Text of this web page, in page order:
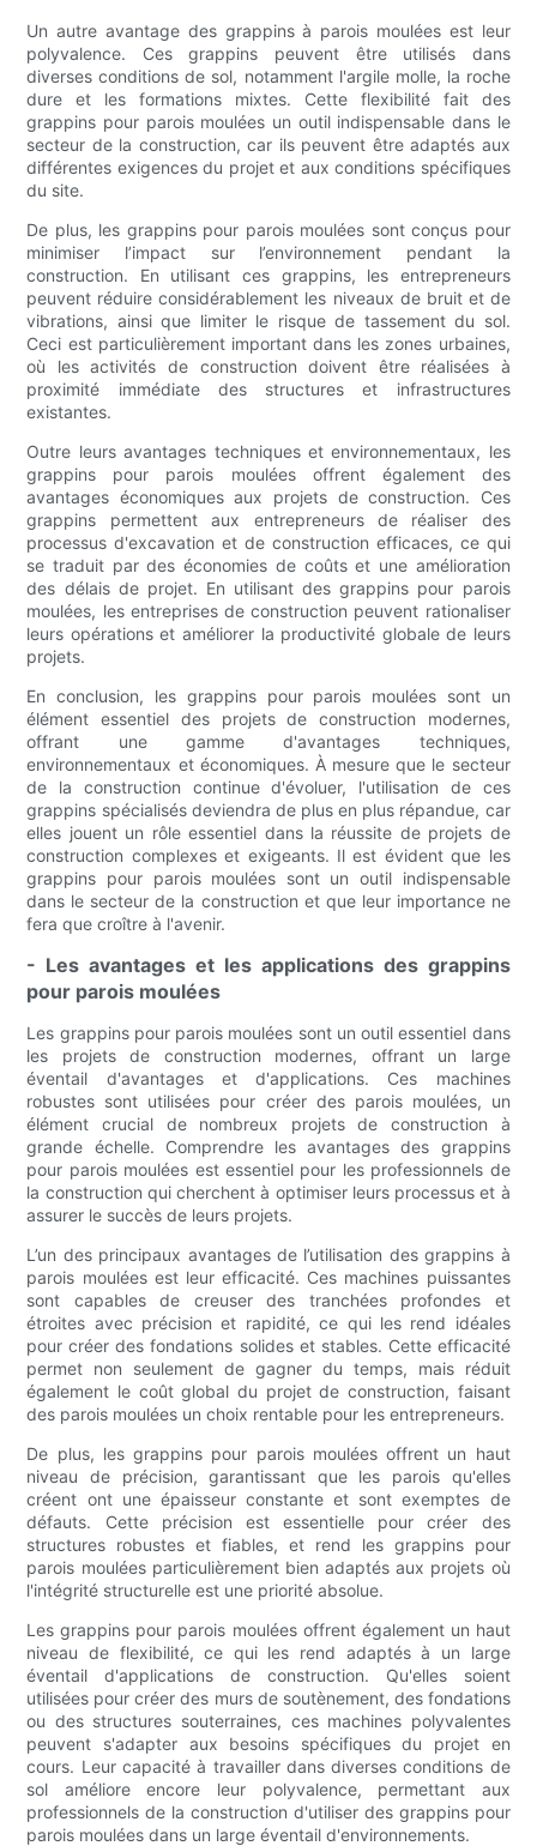
Un autre avantage des grappins à parois moulées est leur
polyvalence. Ces grappins peuvent être utilisés dans
diverses conditions de sol, notamment l'argile molle, la roche
dure et les formations mixtes. Cette flexibilité fait des
grappins pour parois moulées un outil indispensable dans le
secteur de la construction, car ils peuvent être adaptés aux
différentes exigences du projet et aux conditions spécifiques
du site.
De plus, les grappins pour parois moulées sont conçus pour
minimiser l’impact sur l’environnement pendant la
construction. En utilisant ces grappins, les entrepreneurs
peuvent réduire considérablement les niveaux de bruit et de
vibrations, ainsi que limiter le risque de tassement du sol.
Ceci est particulièrement important dans les zones urbaines,
où les activités de construction doivent être réalisées à
proximité immédiate des structures et infrastructures
existantes.
Outre leurs avantages techniques et environnementaux, les
grappins pour parois moulées offrent également des
avantages économiques aux projets de construction. Ces
grappins permettent aux entrepreneurs de réaliser des
processus d'excavation et de construction efficaces, ce qui
se traduit par des économies de coûts et une amélioration
des délais de projet. En utilisant des grappins pour parois
moulées, les entreprises de construction peuvent rationaliser
leurs opérations et améliorer la productivité globale de leurs
projets.
En conclusion, les grappins pour parois moulées sont un
élément essentiel des projets de construction modernes,
offrant une gamme d'avantages techniques,
environnementaux et économiques. À mesure que le secteur
de la construction continue d'évoluer, l'utilisation de ces
grappins spécialisés deviendra de plus en plus répandue, car
elles jouent un rôle essentiel dans la réussite de projets de
construction complexes et exigeants. Il est évident que les
grappins pour parois moulées sont un outil indispensable
dans le secteur de la construction et que leur importance ne
fera que croître à l'avenir.
- Les avantages et les applications des grappins
pour parois moulées
Les grappins pour parois moulées sont un outil essentiel dans
les projets de construction modernes, offrant un large
éventail d'avantages et d'applications. Ces machines
robustes sont utilisées pour créer des parois moulées, un
élément crucial de nombreux projets de construction à
grande échelle. Comprendre les avantages des grappins
pour parois moulées est essentiel pour les professionnels de
la construction qui cherchent à optimiser leurs processus et à
assurer le succès de leurs projets.
L’un des principaux avantages de l’utilisation des grappins à
parois moulées est leur efficacité. Ces machines puissantes
sont capables de creuser des tranchées profondes et
étroites avec précision et rapidité, ce qui les rend idéales
pour créer des fondations solides et stables. Cette efficacité
permet non seulement de gagner du temps, mais réduit
également le coût global du projet de construction, faisant
des parois moulées un choix rentable pour les entrepreneurs.
De plus, les grappins pour parois moulées offrent un haut
niveau de précision, garantissant que les parois qu'elles
créent ont une épaisseur constante et sont exemptes de
défauts. Cette précision est essentielle pour créer des
structures robustes et fiables, et rend les grappins pour
parois moulées particulièrement bien adaptés aux projets où
l'intégrité structurelle est une priorité absolue.
Les grappins pour parois moulées offrent également un haut
niveau de flexibilité, ce qui les rend adaptés à un large
éventail d'applications de construction. Qu'elles soient
utilisées pour créer des murs de soutènement, des fondations
ou des structures souterraines, ces machines polyvalentes
peuvent s'adapter aux besoins spécifiques du projet en
cours. Leur capacité à travailler dans diverses conditions de
sol améliore encore leur polyvalence, permettant aux
professionnels de la construction d'utiliser des grappins pour
parois moulées dans un large éventail d'environnements.